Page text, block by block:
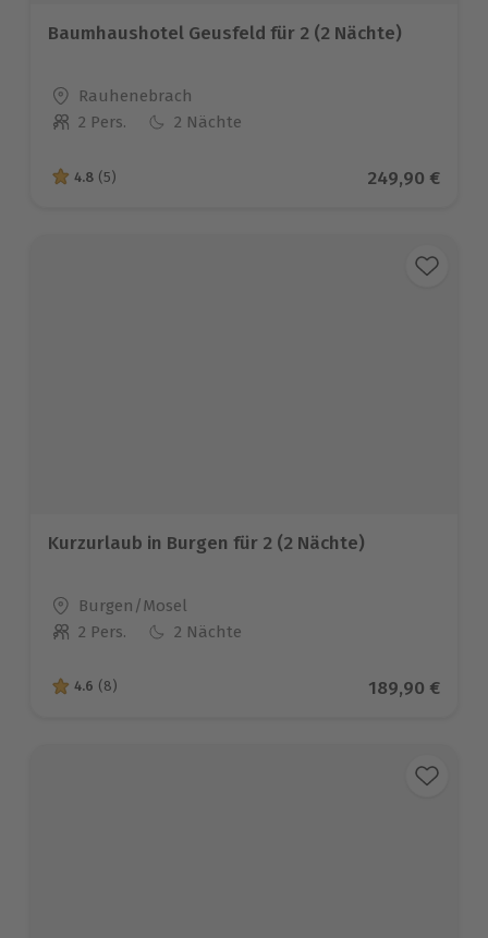
Baumhaushotel Geusfeld für 2 (2 Nächte)
Standort
Rauhenebrach
Anzahl der Teilnehmer
2 Pers. 2 Nächte
4.8 von 5 Sternen basierend auf 5 Bewertungen
4.8 (5) Aktueller
249,90 €
Kurzurlaub in Burgen für 2 (2 Nächte)
Standort
Burgen/Mosel
Anzahl der Teilnehmer
2 Pers. 2 Nächte
4.6 von 5 Sternen basierend auf 8 Bewertungen
4.6 (8) Aktueller
189,90 €